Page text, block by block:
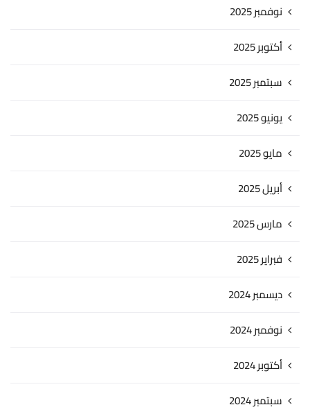
نوفمبر 2025
أكتوبر 2025
سبتمبر 2025
يونيو 2025
مايو 2025
أبريل 2025
مارس 2025
فبراير 2025
ديسمبر 2024
نوفمبر 2024
أكتوبر 2024
سبتمبر 2024